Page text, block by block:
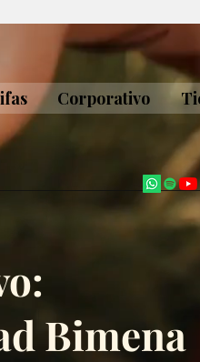
Corporativo
Bimena